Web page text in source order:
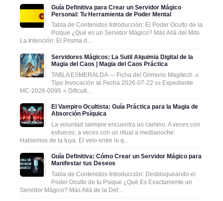
Guía Definitiva para Crear un Servidor Mágico
Personal: Tu Herramienta de Poder Mental
Tabla de Contenidos Introducción: El Poder Oculto de la
Psique ¿Qué es un Servidor Mágico? Más Allá del Mito
La Intención: El Prisma d...
Servidores Mágicos: La Sutil Alquimia Digital de la
Magia del Caos | Magia del Caos Práctica
TABLA ESMERALDA — Ficha del Grimorio Magitech ⚔️
Tipo Invocación 📅 Fecha 2026-07-22 📜 Expediente
MC-2026-0095 ⭐ Dificult...
El Vampiro Ocultista: Guía Práctica para la Magia de
Absorción Psíquica
La voluntad siempre encuentra un camino. A veces con
esfuerzo, a veces con un ritual a medianoche.
Hablemos de la tuya. El velo entre lo q...
Guía Definitiva: Cómo Crear un Servidor Mágico para
Manifestar tus Deseos
Tabla de Contenidos Introducción: Desbloqueando el
Poder Oculto de tu Psique ¿Qué Es Exactamente un
Servidor Mágico? Más Allá de la Def...